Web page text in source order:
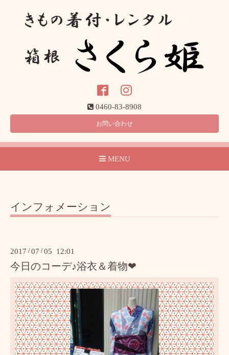
0460-83-8908
お問い合わせ
MENU
インフォメーション
2017 /07 /05 12:01
今日のコーデ♪浴衣＆着物❤